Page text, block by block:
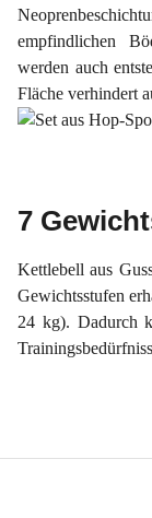
empfindlichen
werden auch
Fläche verhindert
7
Kettlebell aus
Gewichtsstufen
24 kg). Dadurch